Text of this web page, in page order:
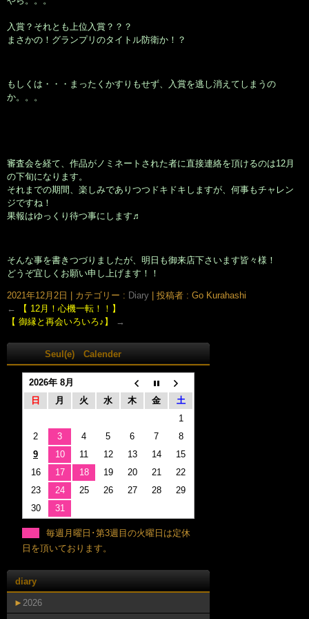
入賞？それとも上位入賞？？？
まさかの！グランプリのタイトル防衛か！？
もしくは・・・まったくかすりもせず、入賞を逃し消えてしまうの
か。。。
審査会を経て、作品がノミネートされた者に直接連絡を頂けるのは12月
の下旬になります。
それまでの期間、楽しみでありつつドキドキしますが、何事もチャレン
ジですね！
果報はゆっくり待つ事にします♬
そんな事を書きつづりましたが、明日も御来店下さいます皆々様！
どうぞ宜しくお願い申し上げます！！
2021年12月2日 カテゴリー : Diary
投稿者 : Go Kurahashi
←
【 12月！心機一転！！】
【 御縁と再会いろいろ♪】
→
Seul(e) Calender
2026年 8月
日
月 火 水 木 金
土
1
2
3 4 5 6 7
8
9
10 11 12 13 14
15
16
17 18 19 20 21
22
23
24 25 26 27 28
29
30
31
毎週月曜日･第3週目の火曜日は定休
日を頂いております。
diary
► 2026